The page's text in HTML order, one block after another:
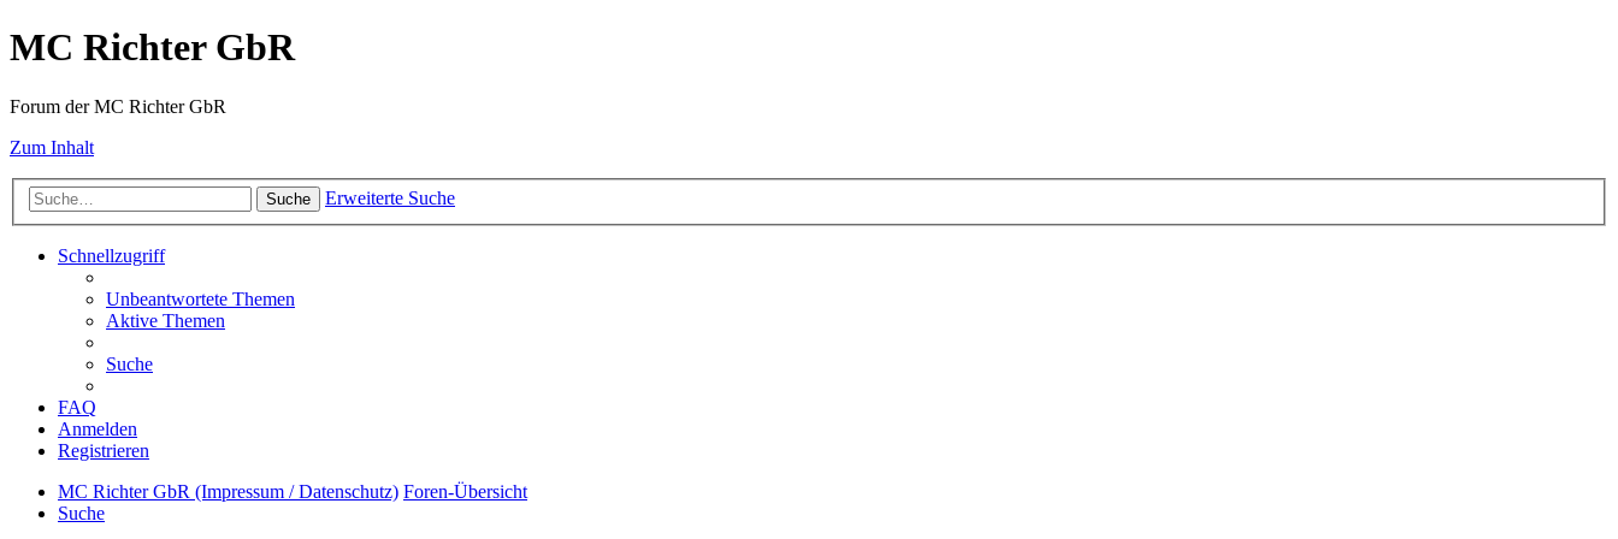
MC Richter GbR
Forum der MC Richter GbR
Zum Inhalt
Suche Erweiterte Suche
Schnellzugriff
Unbeantwortete Themen
Aktive Themen
Suche
FAQ
Anmelden
Registrieren
MC Richter GbR (Impressum / Datenschutz) Foren-Übersicht
Suche